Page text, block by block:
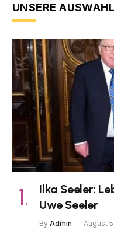
UNSERE AUSWAHL
Ilka Seeler:
Uwe Seeler
By Admin August